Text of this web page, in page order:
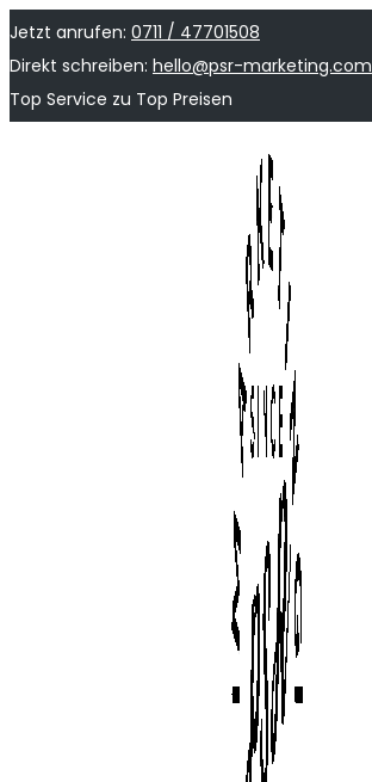
Jetzt anrufen: 0711 / 47701508
Direkt schreiben: hello@psr-marketing.com
Top Service zu Top Preisen